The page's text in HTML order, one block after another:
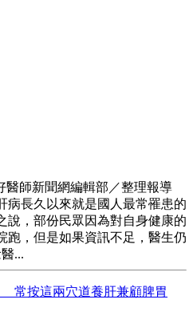
醫師新聞網編輯部／整理報導
病長久以來就是國人最常罹患的
說，部份民眾因為對自身健康的
跑，但是如果資訊不足，醫生仍
...
常按這兩穴道養肝兼顧脾胃